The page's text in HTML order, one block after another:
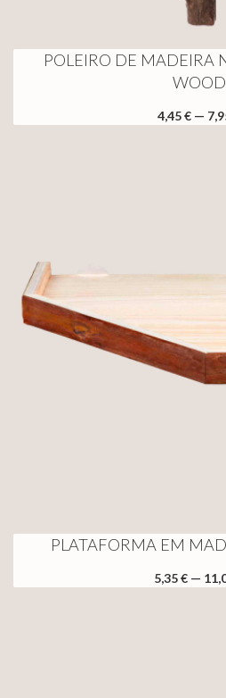
POLEIRO DE MADEIRA
WOOD
4,45 € —
PLATAFORMA EM
5,35 € —